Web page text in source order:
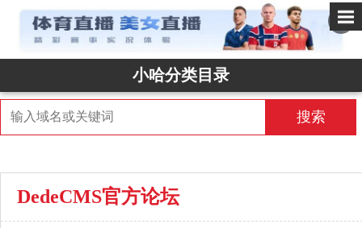
✕
小哈分类目录
搜索
DedeCMS官方论坛